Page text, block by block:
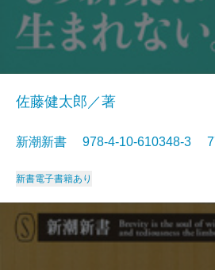
佐藤健太郎／著
新潮新書 978-4-10-610348-3
新書電子書籍あり